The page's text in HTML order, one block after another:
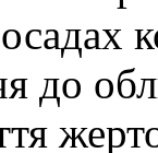
до